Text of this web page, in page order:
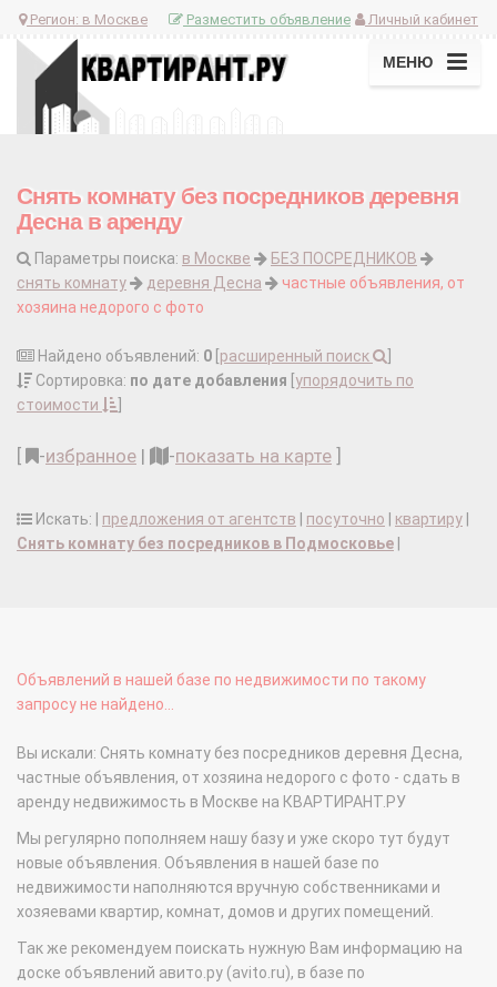
Регион: в Москве Личный кабинет
Разместить объявление
МЕНЮ
Снять комнату без посредников деревня
Десна в аренду
Параметры поиска: в Москве
БЕЗ ПОСРЕДНИКОВ
снять комнату
деревня Десна
частные объявления, от
хозяина недорого с фото
Найдено объявлений: 0 расширенный поиск
Сортировка: по дате добавления упорядочить по
стоимости
-избранное | -показать на карте
Искать: | предложения от агентств посуточно квартиру
Снять комнату без посредников в Подмосковье
Объявлений в нашей базе по недвижимости по такому
запросу не найдено...
Вы искали: Снять комнату без посредников деревня Десна,
частные объявления, от хозяина недорого с фото - сдать в
аренду недвижимость в Москве на КВАРТИРАНТ.РУ
Мы регулярно пополняем нашу базу и уже скоро тут будут
новые объявления. Объявления в нашей базе по
недвижимости наполняются вручную собственниками и
хозяевами квартир, комнат, домов и других помещений.
Так же рекомендуем поискать нужную Вам информацию на
доске объявлений авито.ру (avito.ru), в базе по